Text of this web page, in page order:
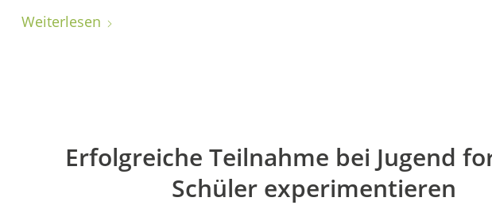
Weiterlesen
Erfolgreiche Teilnahme bei Jugend
Schüler experimentieren